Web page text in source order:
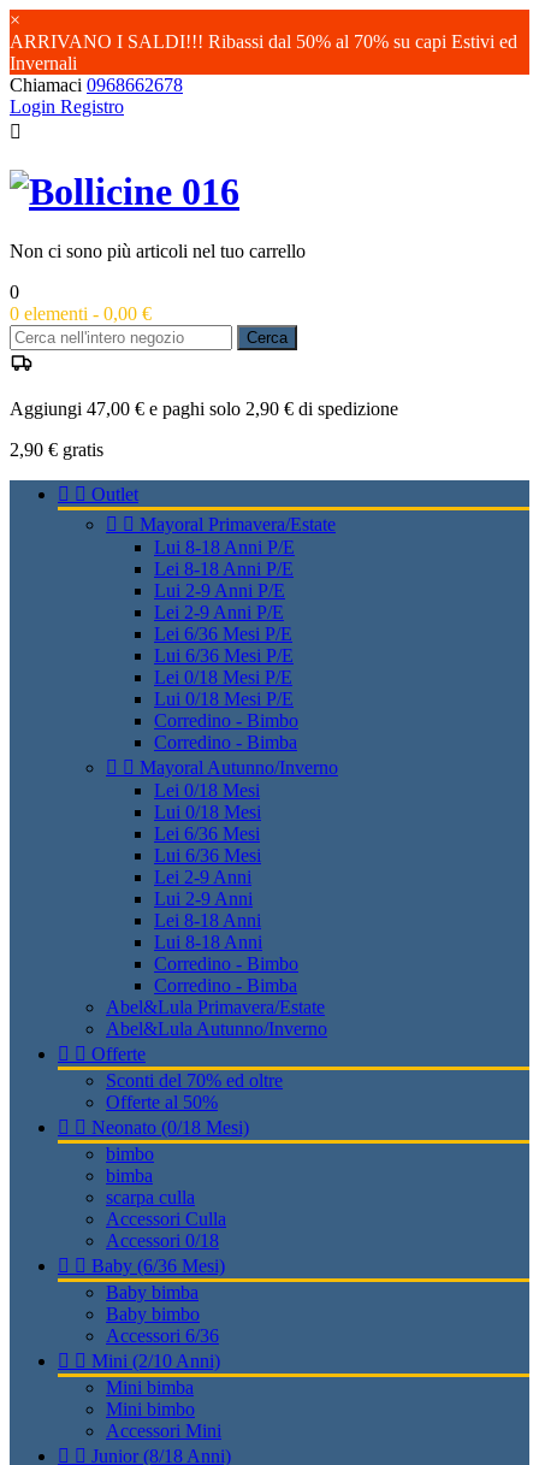
×
ARRIVANO I SALDI!!! Ribassi dal 50% al 70% su capi Estivi ed
Invernali
Chiamaci 0968662678
Login Registro

Non ci sono più articoli nel tuo carrello
0
0 elementi - 0,00 €
Cerca
Aggiungi 47,00 € e paghi solo 2,90 € di spedizione
2,90 € gratis
  Outlet
  Mayoral Primavera/Estate
Lui 8-18 Anni P/E
Lei 8-18 Anni P/E
Lui 2-9 Anni P/E
Lei 2-9 Anni P/E
Lei 6/36 Mesi P/E
Lui 6/36 Mesi P/E
Lei 0/18 Mesi P/E
Lui 0/18 Mesi P/E
Corredino - Bimbo
Corredino - Bimba
  Mayoral Autunno/Inverno
Lei 0/18 Mesi
Lui 0/18 Mesi
Lei 6/36 Mesi
Lui 6/36 Mesi
Lei 2-9 Anni
Lui 2-9 Anni
Lei 8-18 Anni
Lui 8-18 Anni
Corredino - Bimbo
Corredino - Bimba
Abel&Lula Primavera/Estate
Abel&Lula Autunno/Inverno
  Offerte
Sconti del 70% ed oltre
Offerte al 50%
  Neonato (0/18 Mesi)
bimbo
bimba
scarpa culla
Accessori Culla
Accessori 0/18
  Baby (6/36 Mesi)
Baby bimba
Baby bimbo
Accessori 6/36
  Mini (2/10 Anni)
Mini bimba
Mini bimbo
Accessori Mini
  Junior (8/18 Anni)